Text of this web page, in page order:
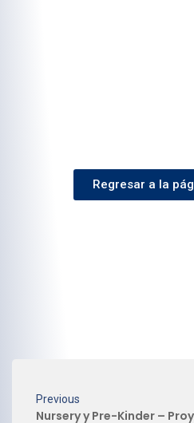
Regresar a la
Previous
Nursery y Pre-Kinder –